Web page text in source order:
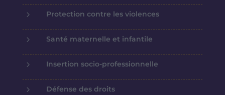
5 Protection contre les violences
5 Santé maternelle et infantile
5 Insertion socio-professionnelle
5 Défense des droits